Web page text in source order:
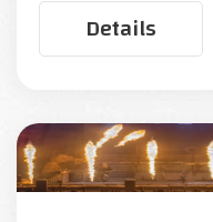
Details